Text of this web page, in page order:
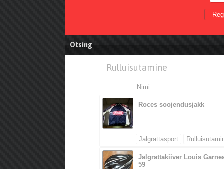
Otsing
Rulluisutamine
Nimi
Jalgrattasport
Roces soojendusjakk
Jalgrattakiiver Louis
59